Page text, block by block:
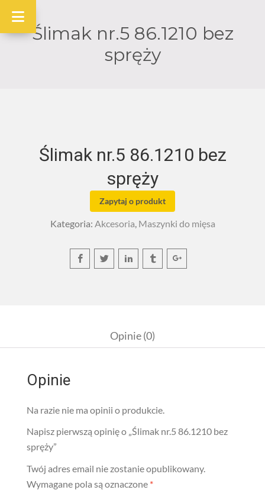
Ślimak nr.5 86.1210 bez
spręży
Ślimak nr.5 86.1210 bez
spręży
Zapytaj o produkt
Kategoria: Akcesoria, Maszynki do mięsa
Opinie (0)
Opinie
Na razie nie ma opinii o produkcie.
Napisz pierwszą opinię o „Ślimak nr.5 86.1210 bez
spręży”
Twój adres email nie zostanie opublikowany.
Wymagane pola są oznaczone *